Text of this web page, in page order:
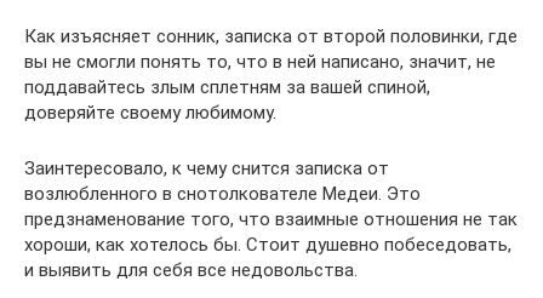
Как изъясняет сонник, записка от второй половинки, где
вы не смогли понять то, что в ней написано, значит, не
поддавайтесь злым сплетням за вашей спиной,
доверяйте своему любимому.
Заинтересовало, к чему снится записка от
возлюбленного в снотолкователе Медеи. Это
предзнаменование того, что взаимные отношения не так
хороши, как хотелось бы. Стоит душевно побеседовать,
и выявить для себя все недовольства.